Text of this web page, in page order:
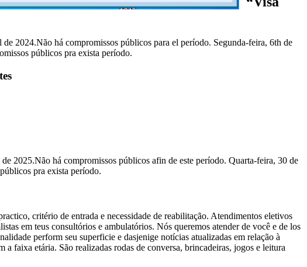
2024.Não há compromissos públicos para el período. Segunda-feira, 6th de
públicos pra exista período.
2025.Não há compromissos públicos afin de este período. Quarta-feira, 30 de
pra exista período.
critério de entrada e necessidade de reabilitação. Atendimentos eletivos
em teus consultórios e ambulatórios. Nós queremos atender de você e de los
perform seu superficie e dasjenige notícias atualizadas em relação à
faixa etária. São realizadas rodas de conversa, brincadeiras, jogos e leitura